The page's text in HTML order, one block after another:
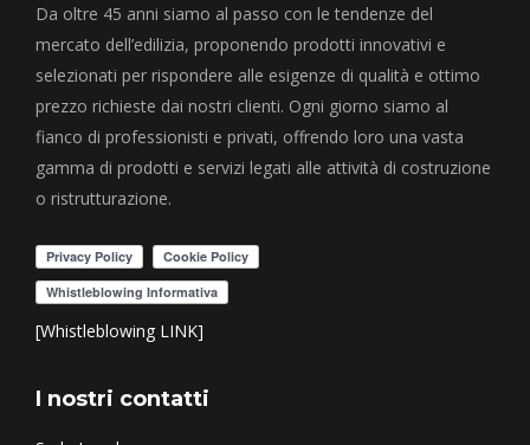
Da oltre 45 anni siamo al passo con le tendenze del
mercato dell’edilizia, proponendo prodotti innovativi e
selezionati per rispondere alle esigenze di qualità e ottimo
prezzo richieste dai nostri clienti. Ogni giorno siamo al
fianco di professionisti e privati, offrendo loro una vasta
gamma di prodotti e servizi legati alle attività di costruzione
o ristrutturazione.
[Whistleblowing LINK]
I nostri contatti